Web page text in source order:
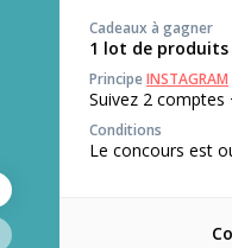
Cadeaux à gagner
1 lot de
PrincipeINSTAGRAM
Suivez 2 comptes
Conditions
Le concours est